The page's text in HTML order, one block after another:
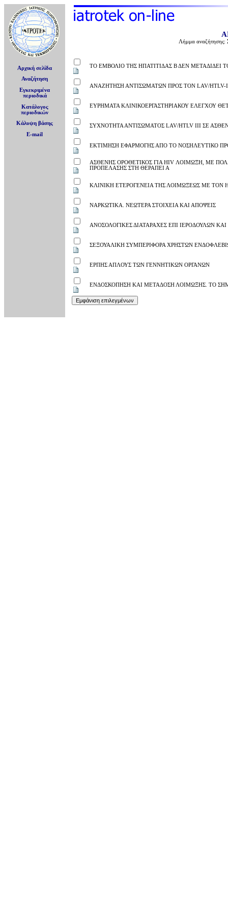
Αρχική σελίδα
Αναζήτηση
Εγκεκριμένα
περιοδικά
Κατάλογος
περιοδικών
Κάλυψη βάσης
E-mail
Λήμμα αναζήτησης:
ΤΟ ΕΜΒΟΛΙΟ ΤΗΣ ΗΠΑΤΙΤΙΔΑΣ Β ΔΕΝ ΜΕΤΑΔΙΔΕΙ
ΑΝΑΖΗΤΗΣΗ ΑΝΤΙΣΩΜΑΤΩΝ ΠΡΟΣ ΤΟΝ LAV/
ΕΥΡΗΜΑΤΑ ΚΛΙΝΙΚΟΕΡΓΑΣΤΗΡΙΑΚΟΥ ΕΛΕΓΧΟΥ
ΣΥΧΝΟΤΗΤΑ ΑΝΤΙΣΩΜΑΤΟΣ LAV/HTLV III ΣΕ
ΕΚΤΙΜΗΣΗ ΕΦΑΡΜΟΓΗΣ ΑΠΟ ΤΟ ΝΟΣΗΛΕΥΤΙΚΟ
ΑΣΘΕΝΗΣ ΟΡΟΘΕΤΙΚΟΣ ΓΙΑ HIV ΛΟΙΜΩΞΗ, ΜΕ
ΠΡΟΠΕΛΑΣΗΣ ΣΤΗ ΘΕΡΑΠΕΙ Α
ΚΛΙΝΙΚΗ ΕΤΕΡΟΓΕΝΕΙΑ ΤΗΣ ΛΟΙΜΩΞΕΩΣ ΜΕ ΤΟΝ
ΝΑΡΚΩΤΙΚΑ. ΝΕΩΤΕΡΑ ΣΤΟΙΧΕΙΑ ΚΑΙ ΑΠΟΨΕΙΣ
ΑΝΟΣΟΛΟΓΙΚΕΣ ΔΙΑΤΑΡΑΧΕΣ ΕΠΙ ΙΕΡΟΔΟΥΛΩΝ
ΣΕΞΟΥΑΛΙΚΗ ΣΥΜΠΕΡΙΦΟΡΑ ΧΡΗΣΤΩΝ
ΕΡΠΗΣ ΑΠΛΟΥΣ ΤΩΝ ΓΕΝΝΗΤΙΚΩΝ ΟΡΓΑΝΩΝ
ΕΝΔΟΣΚΟΠΗΣΗ ΚΑΙ ΜΕΤΑΔΟΣΗ ΛΟΙΜΩΞΗΣ. ΤΟ